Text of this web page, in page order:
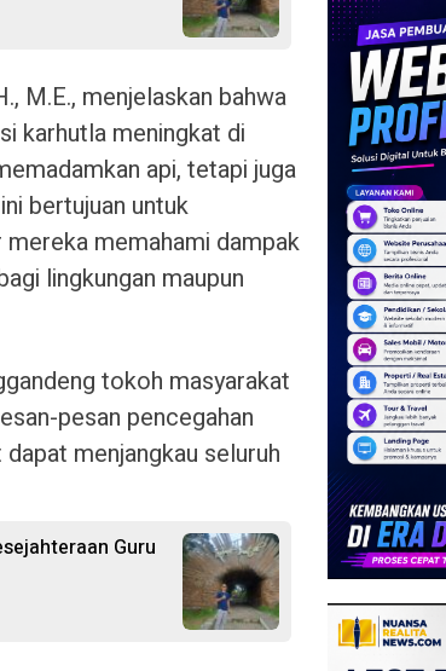
M.E., menjelaskan bahwa
karhutla meningkat di
api, tetapi juga
bertujuan untuk
memahami dampak
lingkungan maupun
tokoh masyarakat
pesan pencegahan
menjangkau seluruh
Guru